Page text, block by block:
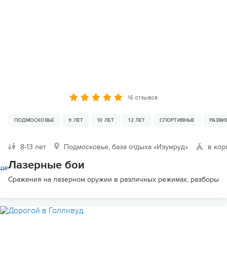
16 отзывов
ПОДМОСКОВЬЕ 9 ЛЕТ 10 ЛЕТ 12 ЛЕТ СПОРТИВНЫЕ
8-13 лет Подмосковье, база отдыха «Изумруд» в
Лазерные бои
Сражения на лазерном оружии в различных режимах, разборы